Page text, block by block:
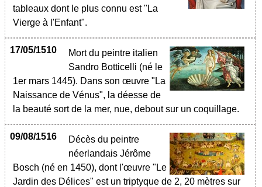
tableaux dont le plus connu est "La
Vierge à l'Enfant".
17/05/1510
Mort du peintre italien
Sandro Botticelli (né le
1er mars 1445). Dans son œuvre "La
Naissance de Vénus", la déesse de
la beauté sort de la mer, nue, debout sur un coquillage.
09/08/1516
Décès du peintre
néerlandais Jérôme
Bosch (né en 1450), dont l'œuvre "Le
Jardin des Délices" est un triptyque de 2, 20 mètres sur